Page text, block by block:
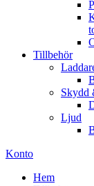
Tillbehör
Skydd
Ljud
Konto
Hem